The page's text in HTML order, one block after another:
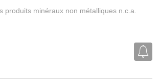
produits minéraux non métalliques n.c.a.